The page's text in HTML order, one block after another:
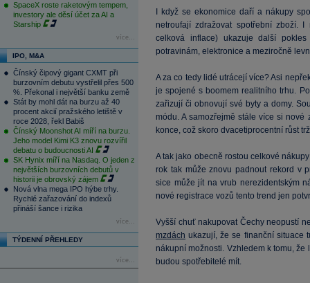
SpaceX roste raketovým tempem,
investory ale děsí účet za AI a
Starship
více...
IPO, M&A
Čínský čipový gigant CXMT při
burzovním debutu vystřelil přes 500
%. Překonal i největší banku země
Stát by mohl dát na burzu až 40
procent akcií pražského letiště v
roce 2028, řekl Babiš
Čínský Moonshot AI míří na burzu.
Jeho model Kimi K3 znovu rozvířil
debatu o budoucnosti AI
SK Hynix míří na Nasdaq. O jeden z
největších burzovních debutů v
historii je obrovský zájem
Nová vlna mega IPO hýbe trhy.
Rychlé zařazování do indexů
přináší šance i rizika
více...
TÝDENNÍ PŘEHLEDY
více...
I když se ekonomice daří a nákupy
netroufají zdražovat spotřební zboží.
celková inflace) ukazuje další
potravinám, elektronice a meziročně
A za co tedy lidé utrácejí více? Asi
je spojené s boomem realitního trhu.
zařizují či obnovují své byty a domy.
módu. A samozřejmě stále více si
konce, což skoro dvacetiprocentní růst
A tak jako obecně rostou celkové
rok tak může znovu padnout rekord v
sice může jít na vrub nerezidentským
nové registrace vozů tento trend jen
Vyšší chuť nakupovat Čechy neopustí
mzdách ukazují, že se finanční situace
nákupní možnosti. Vzhledem k tomu,
budou spotřebitelé mít.